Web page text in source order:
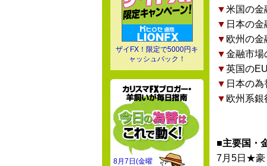
▼米国の金
▼ 日本の金
▼ 欧州の金
▼金融市場
▼英国の
▼ 日本の為
▼ 欧州系銀
■主要国・
7月5日★豪
ザイFX！限定で5000円キ
ャッシュバック！
8月7日(金曜